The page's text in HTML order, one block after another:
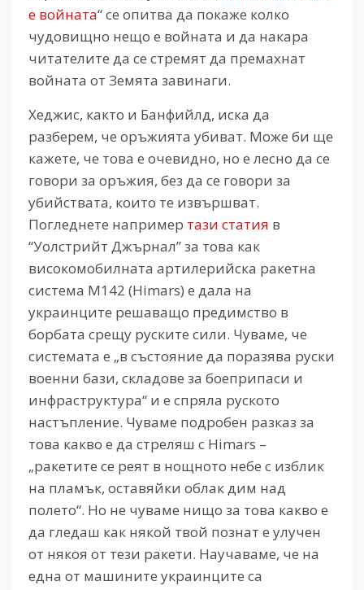
е войната“ се опитва да покаже колко
чудовищно нещо е войната и да накара
читателите да се стремят да премахнат
войната от Земята завинаги.
Хеджис, както и Банфийлд, иска да
разберем, че оръжията убиват. Може би ще
кажете, че това е очевидно, но е лесно да се
говори за оръжия, без да се говори за
убийствата, които те извършват.
Погледнете например тази статия в
“Уолстрийт Джърнал” за това как
високомобилната артилерийска ракетна
система М142 (Himars) е дала на
украинците решаващо предимство в
борбата срещу руските сили. Чуваме, че
системата е „в състояние да поразява руски
военни бази, складове за боеприпаси и
инфраструктура“ и е спряла руското
настъпление. Чуваме подробен разказ за
това какво е да стреляш с Himars –
„ракетите се реят в нощното небе с изблик
на пламък, оставяйки облак дим над
полето“. Но не чуваме нищо за това какво е
да гледаш как някой твой познат е улучен
от някоя от тези ракети. Научаваме, че на
една от машините украинците са